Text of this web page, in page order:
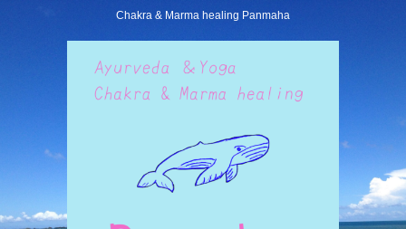
Chakra & Marma healing Panmaha